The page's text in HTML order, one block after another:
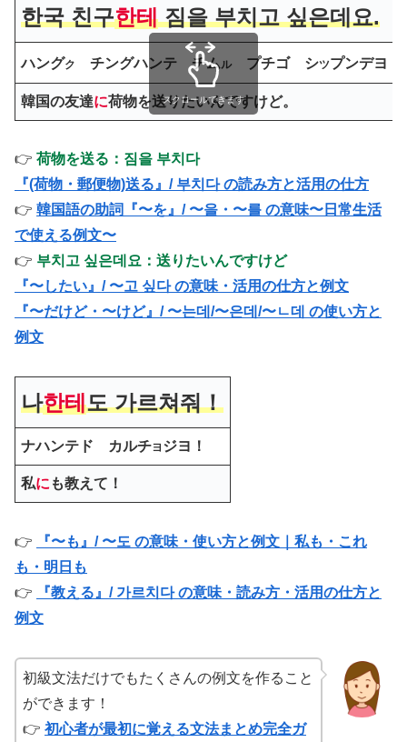
한국 친구한테짐을 부치고 싶은데요.
ハングク チングハンテ チムル プチゴ シツプンデヨ
韓国の友達に荷物を送りたいんですけど。
スクロールできます
👉 荷物を送る：짐을 부치다
『(荷物・郵便物)送る』/ 부치다 の読み方と活用の仕方
👉 韓国語の助詞『〜を』/ 〜을・〜를 の意味〜日常生活
で使える例文〜
👉 부치고 싶은데요：送りたいんですけど
『〜したい』/ 〜고 싶다 の意味・活用の仕方と例文
『〜だけど・〜けど』/ 〜는데/〜은데/〜ㄴ데 の使い方と
例文
나한테도 가르쳐줘！
ナハンテド カルチヨ ジヨ！
私に も教えて！
👉
『〜も』/ 〜도 の意味・使い方と例文｜私も・これ
も・明日も
👉
『教える』/ 가르치다 の意味・読み方・活用の仕方と
例文
初級文法だけでもたくさんの例文を作ること
ができます！
👉 初心者が最初に覚える文法まとめ完全ガ